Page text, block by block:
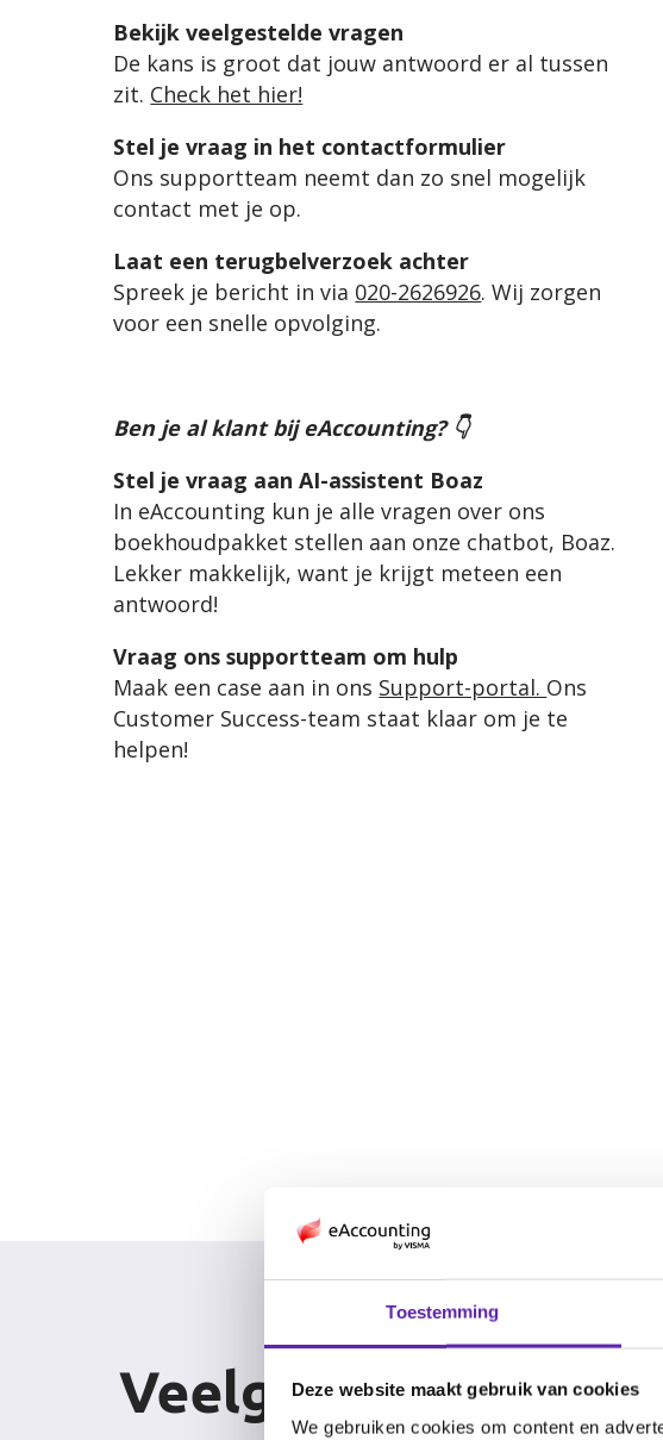
Toestemming
Deze website maakt gebruik van cookies
We gebruiken cookies om content en
Bekijk veelgestelde vragen
De kans is groot dat jouw antwoord er al tussen
zit. Check het hier!
Stel je vraag in het contactformulier
Ons supportteam neemt dan zo snel mogelijk
contact met je op.
Laat een terugbelverzoek achter
Spreek je bericht in via 020-2626926. Wij zorgen
voor een snelle opvolging.
Ben je al klant bij eAccounting? 👇
Stel je vraag aan AI-assistent Boaz
In eAccounting kun je alle vragen over ons
boekhoudpakket stellen aan onze chatbot, Boaz.
Lekker makkelijk, want je krijgt meteen een
antwoord!
Vraag ons supportteam om hulp
Maak een case aan in ons Support-portal. Ons
Customer Success-team staat klaar om je te
helpen!
Veelgestelde vragen